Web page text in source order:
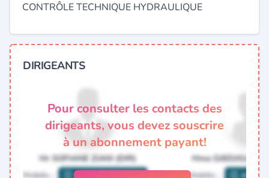
CONTRÔLE TECHNIQUE HYDRAULIQUE
DIRIGEANTS
Pour consulter les contacts des
dirigeants, vous devez souscrire
à un abonnement payant!